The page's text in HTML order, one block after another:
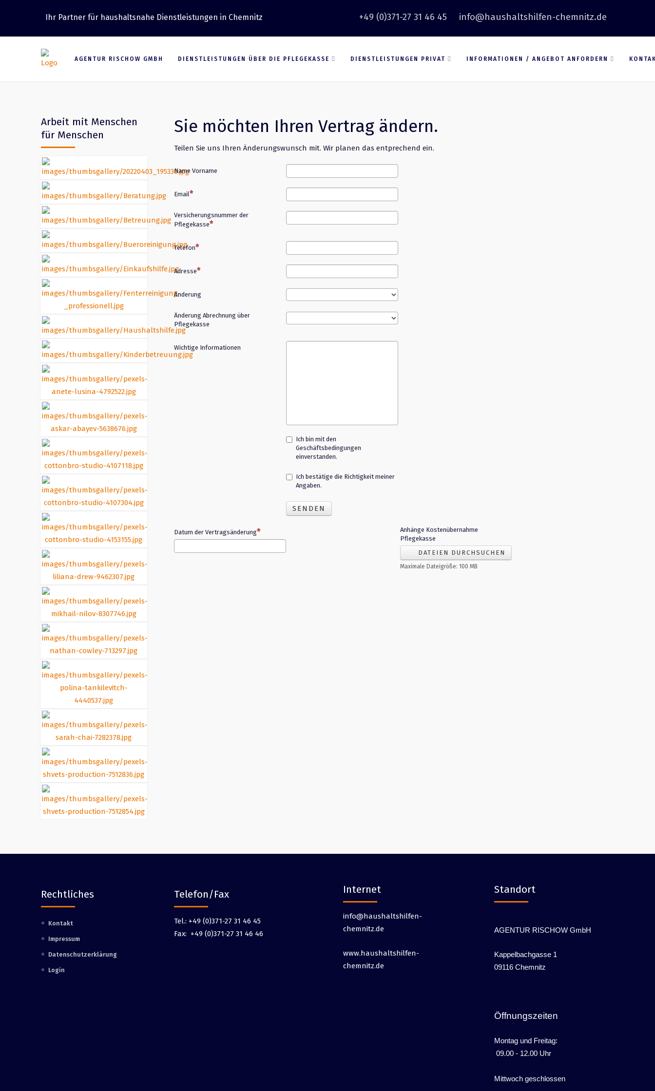
Ihr Partner für haushaltsnahe Dienstleistungen in Chemnitz +49 (0)371-27 31 46 45 info@haushaltshilfen-chemnitz.de
AGENTUR RISCHOW GMBH DIENSTLEISTUNGEN ÜBER DIE PFLEGEKASSE DIENSTLEISTUNGEN PRIVAT INFORMATIONEN / ANGEBOT ANFORDERN
Arbeit mit Menschen
für Menschen
Sie möchten Ihren Vertrag ändern.
Teilen Sie uns Ihren Änderungswunsch mit. Wir planen das entprechend ein.
Name Vorname
Email
Versicherungsnummer der
Pflegekasse
Telefon
Adresse
Änderung
Änderung Abrechnung über
Pflegekasse
Wichtige Informationen
Ich bin mit den
Geschäftsbedingungen
einverstanden.
Ich bestätige die Richtigkeit meiner
Angaben.
SENDEN
Datum der Vertragsänderung
Anhänge Kostenübernahme
Pflegekasse
DATEIEN DURCHSUCHEN
Maximale Dateigröße: 100 MB
Rechtliches
Kontakt
Impressum
Datenschutzerklärung
Login
Telefon/Fax
Tel.: +49 (0)371-27 31 46 45
Fax: +49 (0)371-27 31 46 46
Internet
info@haushaltshilfen-
chemnitz.de
www.haushaltshilfen-
chemnitz.de
Standort
AGENTUR RISCHOW GmbH
Kappelbachgasse 1
09116 Chemnitz
Öffnungszeiten
Montag und Freitag:
09.00 - 12.00 Uhr
Mittwoch geschlossen